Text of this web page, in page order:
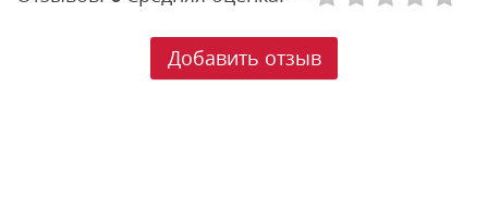
Добавить отзыв